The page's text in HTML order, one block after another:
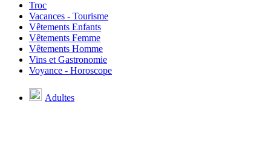
Troc
Vacances - Tourisme
Vêtements Enfants
Vêtements Femme
Vêtements Homme
Vins et Gastronomie
Voyance - Horoscope
Adultes